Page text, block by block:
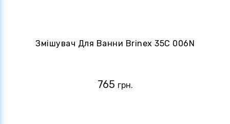
Змішувач Для Ванни Brinex 35C 006N
765 грн.